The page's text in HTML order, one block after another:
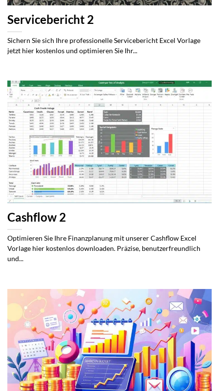
Servicebericht 2
Sichern Sie sich Ihre professionelle Servicebericht Excel Vorlage
jetzt hier kostenlos und optimieren Sie Ihr...
Cashflow 2
Optimieren Sie Ihre Finanzplanung mit unserer Cashflow Excel
Vorlage hier kostenlos downloaden. Präzise, benutzerfreundlich
und...